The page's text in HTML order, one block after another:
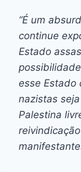
“É um
continue
Estado
esse Estado
nazistas
Palestina